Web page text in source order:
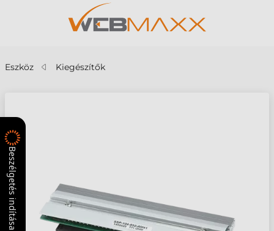
Eszköz Kiegészítők
Beszélgetés indítása